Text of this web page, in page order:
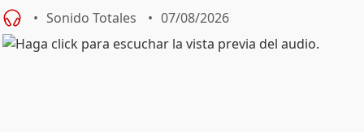
Sonido Totales 07/08/2026